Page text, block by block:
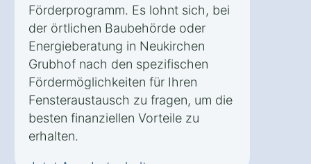
Förderprogramm. Es lohnt sich, bei
der örtlichen Baubehörde oder
Energieberatung in Neukirchen
Grubhof nach den spezifischen
Fördermöglichkeiten für Ihren
Fensteraustausch zu fragen, um die
besten finanziellen Vorteile zu
erhalten.